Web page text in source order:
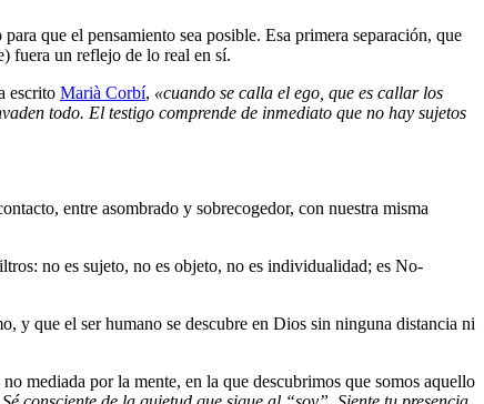
que el pensamiento sea posible. Esa primera separación, que
fuera un reflejo de lo real en sí.
escrito Marià Corbí, «cuando se calla el ego, que es callar los
todo. El testigo comprende de inmediato que no hay sujetos
entre asombrado y sobrecogedor, con nuestra misma
no es sujeto, no es objeto, no es individualidad; es No-
y que el ser humano se descubre en Dios sin ninguna distancia ni
mediada por la mente, en la que descubrimos que somos aquello